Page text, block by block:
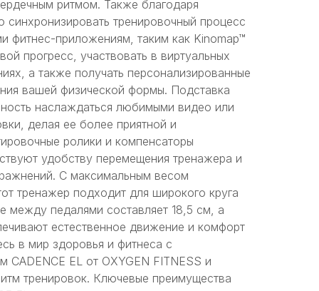
ритмом. Также благодаря
тренировочный процесс
фитнес-приложениям, таким как Kinomap™
прогресс, участвовать в виртуальных
а также получать персонализированные
вашей физической формы. Подставка
наслаждаться любимыми видео или
делая ее более приятной и
ролики и компенсаторы
удобству перемещения тренажера и
С максимальным весом
тренажер подходит для широкого круга
между педалями составляет 18,5 см, а
естественное движение и комфорт
в мир здоровья и фитнеса с
CADENCE EL от OXYGEN FITNESS и
тренировок. Ключевые преимущества